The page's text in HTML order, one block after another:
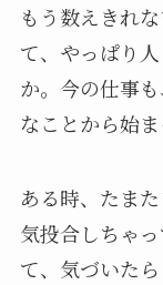
もう数えきれ
て、やっぱり
か。今の仕事
なことから始ま
ある時、たま
気投合しちゃ
て、気づいた